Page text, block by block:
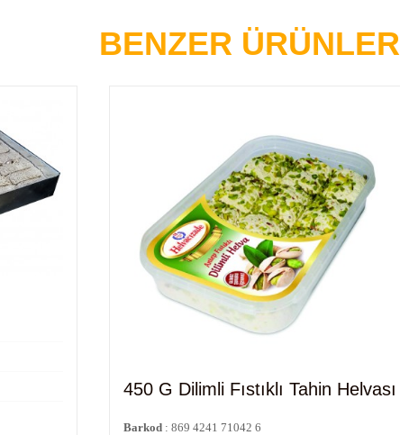
BENZER ÜRÜNLER
450 G Dilimli Fıstıklı Tahin Helvası
Barkod : 869 4241 71042 6